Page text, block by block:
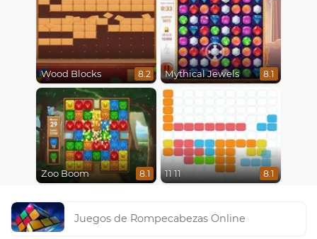
Wood Blocks 8.2 Mythical Jewels 8.1
Zoo Boom 8.1 11 11 8.1
Juegos de Rompecabezas Online